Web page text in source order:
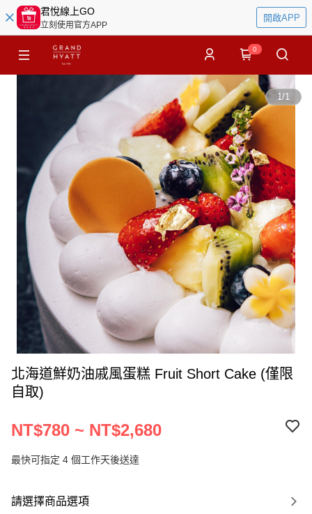
君悅線上GO
立刻使用官方APP
開啟APP
0
1/1
北海道鮮奶油戚風蛋糕 Fruit Short Cake (僅限
自取)
NT$780 ~ NT$2,680
最快可指定 4 個工作天後送達
請選擇商品選項